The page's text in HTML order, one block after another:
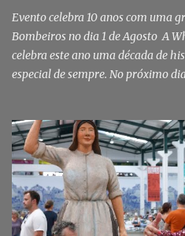
de um edifício público. Apanhado
Evento celebra 10 anos com uma
Bombeiros no dia 1 de Agosto A
celebra este ano uma década de
especial de sempre. No próximo
que parte das receitas reverterá
dos Bombeiros Voluntários do
comunitário que sempre distinguiu
essencial da festa de 1 de Agosto
primeira edição, a White Party
uma pista de dança ao ar livre. É